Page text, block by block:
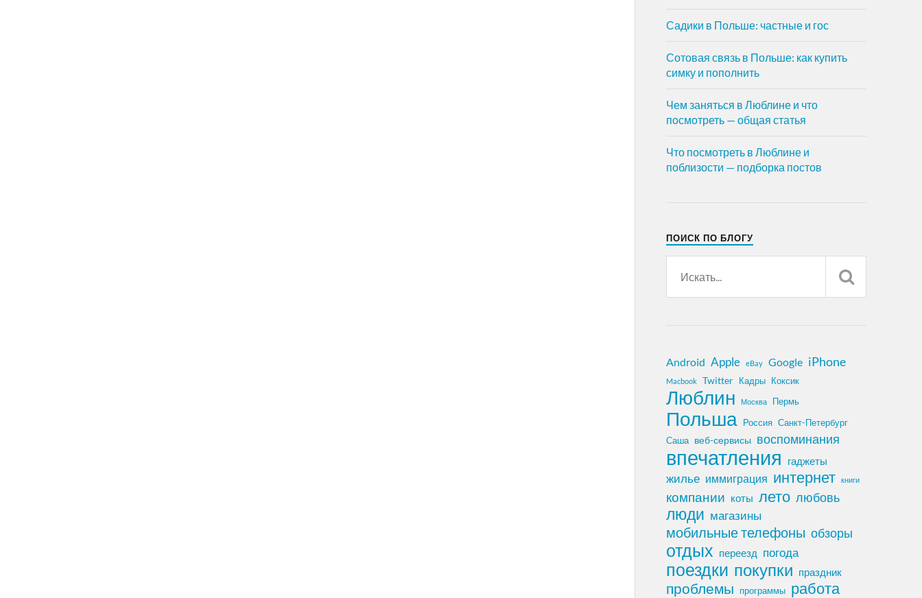
Садики в Польше: частные и гос
Сотовая связь в Польше: как купить
симку и пополнить
Чем заняться в Люблине и что
посмотреть — общая статья
Что посмотреть в Люблине и
поблизости — подборка постов
ПОИСК ПО БЛОГУ
Android Apple eBay Google iPhone
Macbook Twitter Кадры Коксик
Люблин Москва Пермь
Польша Россия Санкт-Петербург
Саша веб-сервисы воспоминания
впечатления гаджеты
жилье иммиграция интернет книги
компании коты лето любовь
люди магазины
мобильные телефоны обзоры
отдых переезд погода
поездки покупки праздник
проблемы программы работа